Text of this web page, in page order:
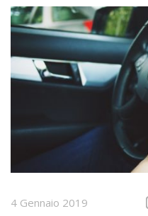
4 Gennaio 2019